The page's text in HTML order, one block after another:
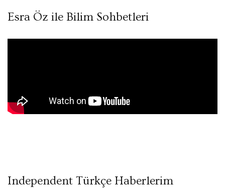
Esra Öz ile Bilim Sohbetleri
Independent Türkçe Haberlerim